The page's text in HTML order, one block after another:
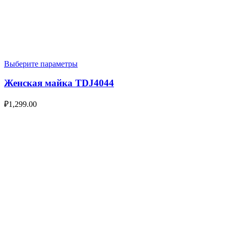
Выберите параметры
Женская майка TDJ4044
₽1,299.00